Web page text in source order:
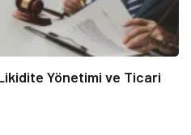
Yönetimi ve Ticari